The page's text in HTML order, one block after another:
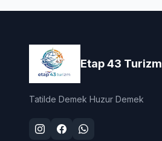
Etap 43 Turizm
Tatilde Demek Huzur Demek